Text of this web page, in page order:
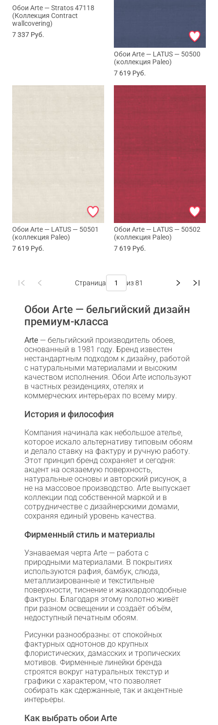
Обои Arte — Stratos 47118
(Коллекция Contract
wallcovering)
7 337 Руб.
Обои Arte — LATUS — 50500
(коллекция Paleo)
7 619 Руб.
Обои Arte — LATUS — 50501
(коллекция Paleo)
7 619 Руб.
Обои Arte — LATUS — 50502
(коллекция Paleo)
7 619 Руб.
Страница из 81
Обои Arte — бельгийский дизайн
премиум-класса
Arte — бельгийский производитель обоев,
основанный в 1981 году. Бренд известен
нестандартным подходом к дизайну, работой
с натуральными материалами и высоким
качеством исполнения. Обои Arte используют
в частных резиденциях, отелях и
коммерческих интерьерах по всему миру.
История и философия
Компания начинала как небольшое ателье,
которое искало альтернативу типовым обоям
и делало ставку на фактуру и ручную работу.
Этот принцип бренд сохраняет и сегодня:
акцент на осязаемую поверхность,
натуральные основы и авторский рисунок, а
не на массовое производство. Arte выпускает
коллекции под собственной маркой и в
сотрудничестве с дизайнерскими домами,
сохраняя единый уровень качества.
Фирменный стиль и материалы
Узнаваемая черта Arte — работа с
природными материалами. В покрытиях
используются рафия, бамбук, слюда,
металлизированные и текстильные
поверхности, тиснение и жаккардоподобные
фактуры. Благодаря этому полотно живёт
при разном освещении и создаёт объём,
недоступный печатным обоям.
Рисунки разнообразны: от спокойных
фактурных однотонов до крупных
флористических, дамасских и тропических
мотивов. Фирменные линейки бренда
строятся вокруг натуральных текстур и
графики с характером, что позволяет
собирать как сдержанные, так и акцентные
интерьеры.
Как выбрать обои Arte